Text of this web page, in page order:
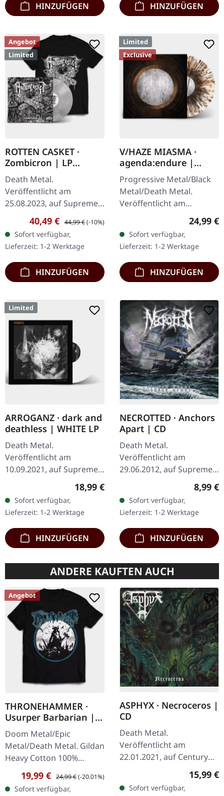
HINZUFÜGEN HINZUFÜGEN
Angebot
Limited
ROTTEN CASKET ·
Zombicron | LP
BUNDLE
Death Metal.
Veröffentlicht am
25.08.2023, auf Supreme
Chaos Records.
EXKLUSIVES PREORDER
BUDNLE! Die ersten 50
nummerierten Exemplare
kommen mit…
Verkaufspreis:
40,49 € Regulärer Preis:
44,99 €(-10%)
Sofort verfügbar,
Lieferzeit: 1-2 Werktage
HINZUFÜGEN
Limited
Exclusive
V/HAZE MIASMA ·
agenda:endure |
SPLATTER LP
Progressive Metal/Black
Metal/Death Metal.
Veröffentlicht am
08.12.2023, auf Supreme
Chaos Records. SCR
Exklusives Ultra
Clear/Silber/Gold/Schwar
z…
24,99 €
Sofort verfügbar,
Lieferzeit: 1-2 Werktage
HINZUFÜGEN
Limited
ARROGANZ · dark and
deathless | WHITE LP
Death Metal.
Veröffentlicht am
10.09.2021, auf Supreme
Chaos Records. Weißes
Vinyl im schweren Cover
mit Insert. Limitiert auf
200 handnummerierte…
Regulärer Preis:
18,99 €
Sofort verfügbar,
Lieferzeit: 1-2 Werktage
HINZUFÜGEN
NECROTTED · Anchors
Apart | CD
Death Metal.
Veröffentlicht am
29.06.2012, auf Supreme
Chaos Records. CD im
Jewelcase mit 8-seitigem
Booklet. Hier gibt es nicht
weniger als modernen…
8,99 €
Sofort verfügbar,
Lieferzeit: 1-2 Werktage
HINZUFÜGEN
ANDERE KAUFTEN AUCH
Angebot
THRONEHAMMER ·
Usurper Barbarian |
T-SHIRT
Doom Metal/Epic
Metal/Death Metal. Gildan
Heavy Cotton 100%
Baumwolle
Verkaufspreis:
19,99 € Regulärer Preis:
24,99 €(-20.01%)
Sofort verfügbar,
ASPHYX · Necroceros |
CD
Death Metal.
Veröffentlicht am
22.01.2021, auf Century
Media Records. CD im
aufgeladenen Reich von
15,99 €
Sofort verfügbar,